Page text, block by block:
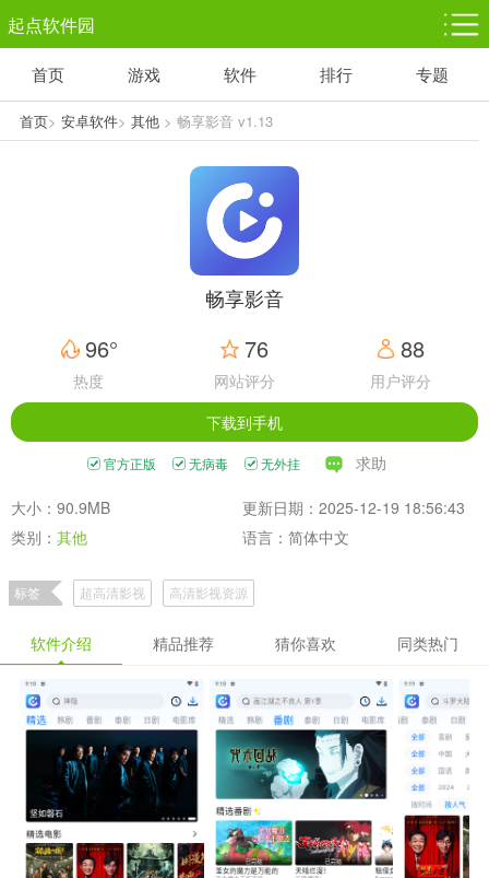
起点软件园
塔防游戏
1千+款游戏
休闲益智
1万+款游戏
体育竞技
5百+款游戏
赛车竞速
3百+款游戏
首页 游戏 软件 排行 专题
首页> 安卓软件> 其他> 畅享影音 v1.13
畅享影音
96°
热度
76
网站评分
88
用户评分
下载到手机
官方正版 无病毒 无外挂 求助
大小：90.9MB
更新日期：2025-12-19 18:56:43
类别： 其他 语言：简体中文
标签 超高清影视 高清影视资源
软件介绍 精品推荐 猜你喜欢 同类热门